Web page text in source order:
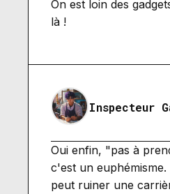
On est loin des
là !
Inspecteur
Oui enfin, "pas à
c'est un
peut ruiner une